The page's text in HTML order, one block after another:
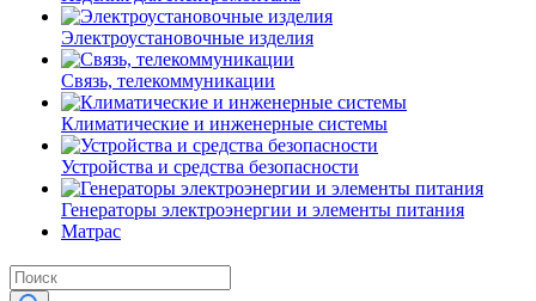
Электроустановочные изделия
Связь, телекоммуникации
Климатические и инженерные системы
Устройства и средства безопасности
Генераторы электроэнергии и элементы питания
Матрас